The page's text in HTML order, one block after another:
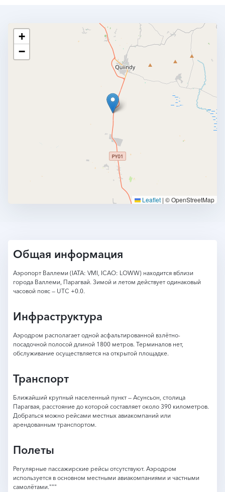
+
−
Leaflet | © OpenStreetMap
Общая информация
Аэропорт Валлеми (IATA: VMI, ICAO: LOWW) находится вблизи
города Валлеми, Парагвай. Зимой и летом действует одинаковый
часовой пояс — UTC +0.0.
Инфраструктура
Аэродром располагает одной асфальтированной взлётно-
посадочной полосой длиной 1800 метров. Терминалов нет,
обслуживание осуществляется на открытой площадке.
Транспорт
Ближайший крупный населенный пункт — Асунсьон, столица
Парагвая, расстояние до которой составляет около 390 километров.
Добраться можно рейсами местных авиакомпаний или
арендованным транспортом.
Полеты
Регулярные пассажирские рейсы отсутствуют. Аэродром
используется в основном местными авиакомпаниями и частными
самолётами."""